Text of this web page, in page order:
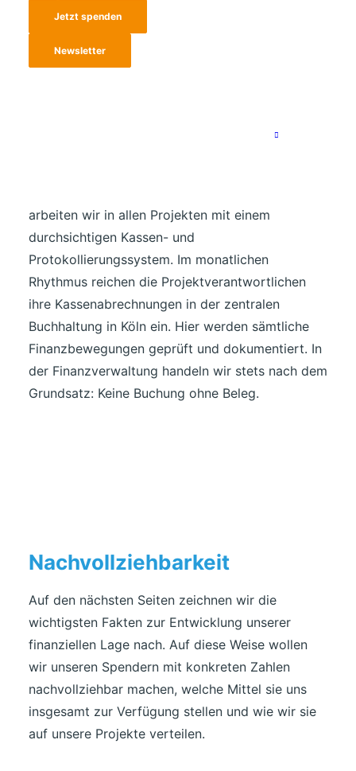
Jetzt spenden
Newsletter
arbeiten wir in allen Projekten mit einem
durchsichtigen Kassen- und
Protokollierungssystem. Im monatlichen
Rhythmus reichen die Projektverantwortlichen
ihre Kassenabrechnungen in der zentralen
Buchhaltung in Köln ein. Hier werden sämtliche
Finanzbewegungen geprüft und dokumentiert. In
der Finanzverwaltung handeln wir stets nach dem
Grundsatz: Keine Buchung ohne Beleg.
Nachvollziehbarkeit
Auf den nächsten Seiten zeichnen wir die
wichtigsten Fakten zur Entwicklung unserer
finanziellen Lage nach. Auf diese Weise wollen
wir unseren Spendern mit konkreten Zahlen
nachvollziehbar machen, welche Mittel sie uns
insgesamt zur Verfügung stellen und wie wir sie
auf unsere Projekte verteilen.